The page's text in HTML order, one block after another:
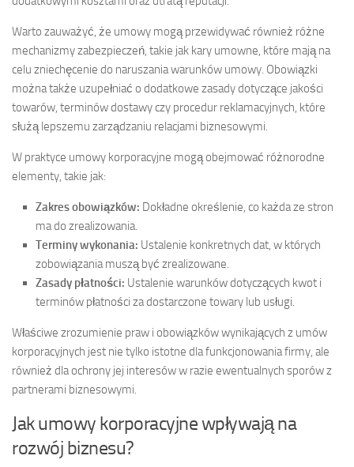
Warto zauważyć, że umowy mogą przewidywać również różne
mechanizmy zabezpieczeń, takie jak kary umowne, które mają na
celu zniechęcenie do naruszania warunków umowy. Obowiązki
można także uzupełniać o dodatkowe zasady dotyczące jakości
towarów, terminów dostawy czy procedur reklamacyjnych, które
służą lepszemu zarządzaniu relacjami biznesowymi.
W praktyce umowy korporacyjne mogą obejmować różnorodne
elementy, takie jak:
Zakres obowiązków: Dokładne określenie, co każda ze stron
ma do zrealizowania.
Terminy wykonania: Ustalenie konkretnych dat, w których
zobowiązania muszą być zrealizowane.
Zasady płatności: Ustalenie warunków dotyczących kwot i
terminów płatności za dostarczone towary lub usługi.
Właściwe zrozumienie praw i obowiązków wynikających z umów
korporacyjnych jest nie tylko istotne dla funkcjonowania firmy, ale
również dla ochrony jej interesów w razie ewentualnych sporów z
partnerami biznesowymi.
Jak umowy korporacyjne wpływają na
rozwój biznesu?